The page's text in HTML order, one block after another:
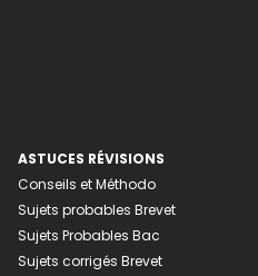
ASTUCES RÉVISIONS
Conseils et Méthodo
Sujets probables Brevet
Sujets Probables Bac
Sujets corrigés Brevet